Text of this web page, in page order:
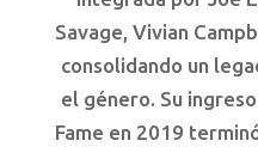
Savage, Vivian
consolidando un
el género. Su
Fame en 2019